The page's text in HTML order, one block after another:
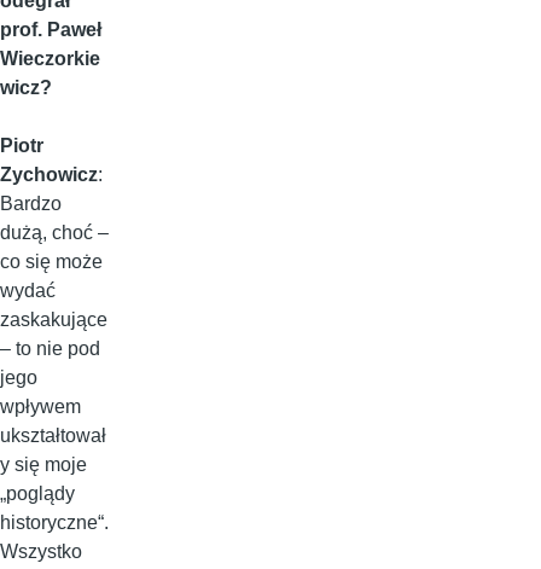
prof. Paweł
Wieczorkie
wicz?
Piotr
Zychowicz:
Bardzo
dużą, choć –
co się może
wydać
zaskakujące
– to nie pod
jego
wpływem
ukształtował
y się moje
„poglądy
historyczne“.
Wszystko